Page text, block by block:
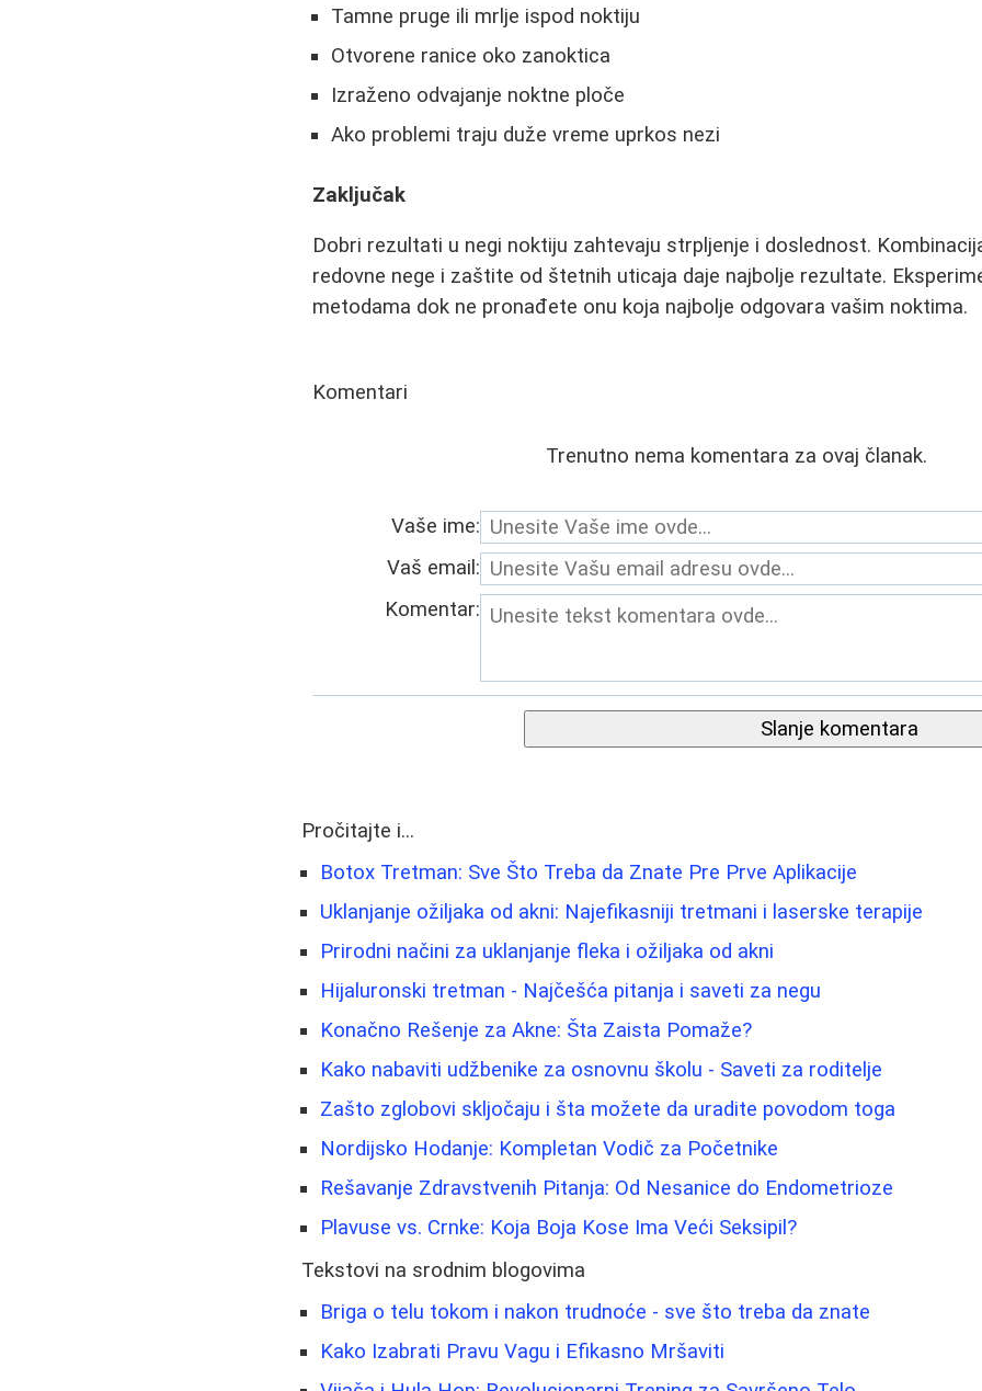
Tamne pruge ili mrlje ispod noktiju
Otvorene ranice oko zanoktica
Izraženo odvajanje noktne ploče
Ako problemi traju duže vreme uprkos nezi
Zaključak
Dobri rezultati u negi noktiju zahtevaju strpljenje i doslednost.
redovne nege i zaštite od štetnih uticaja daje najbolje rezultate.
metodama dok ne pronađete onu koja najbolje odgovara vašim noktima.
Komentari
Trenutno nema komentara za ovaj članak.
Vaše ime:
Vaš email:
Komentar:
Slanje komentara
Pročitajte i...
Botox Tretman: Sve Što Treba da Znate Pre Prve Aplikacije
Uklanjanje ožiljaka od akni: Najefikasniji tretmani i laserske terapije
Prirodni načini za uklanjanje fleka i ožiljaka od akni
Hijaluronski tretman - Najčešća pitanja i saveti za negu
Konačno Rešenje za Akne: Šta Zaista Pomaže?
Kako nabaviti udžbenike za osnovnu školu - Saveti za roditelje
Zašto zglobovi skljočaju i šta možete da uradite povodom toga
Nordijsko Hodanje: Kompletan Vodič za Početnike
Rešavanje Zdravstvenih Pitanja: Od Nesanice do Endometrioze
Plavuse vs. Crnke: Koja Boja Kose Ima Veći Seksipil?
Tekstovi na srodnim blogovima
Briga o telu tokom i nakon trudnoće - sve što treba da znate
Kako Izabrati Pravu Vagu i Efikasno Mršaviti